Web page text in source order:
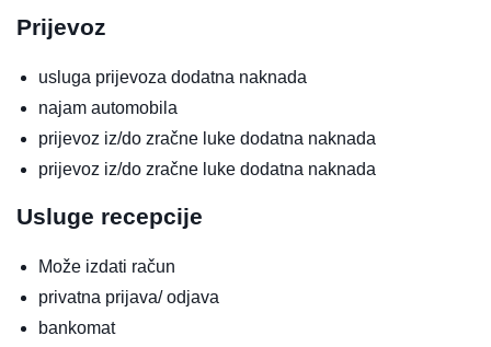
Prijevoz
usluga prijevoza dodatna naknada
najam automobila
prijevoz iz/do zračne luke dodatna naknada
prijevoz iz/do zračne luke dodatna naknada
Usluge recepcije
Može izdati račun
privatna prijava/ odjava
bankomat